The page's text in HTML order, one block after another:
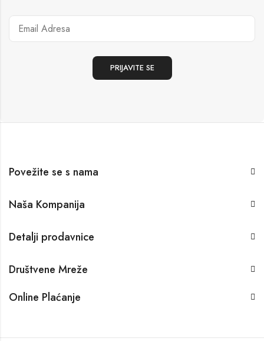
Povežite se s nama
Naša Kompanija
Detalji prodavnice
Društvene Mreže
Online Plaćanje